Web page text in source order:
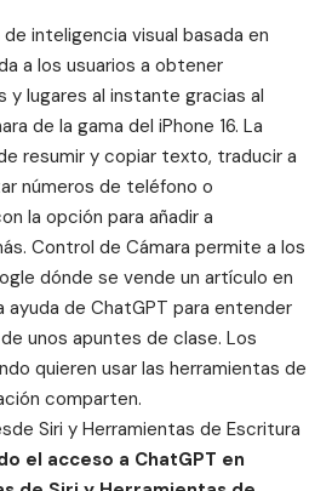
inteligencia visual basada en
a los usuarios a obtener
y lugares al instante gracias al
de la gama del iPhone 16. La
resumir y copiar texto, traducir a
números de teléfono o
la opción para añadir a
Control de Cámara permite a los
dónde se vende un artículo en
de ChatGPT para entender
unos apuntes de clase. Los
quieren usar las herramientas de
comparten.
Siri y Herramientas de Escritura
el acceso a ChatGPT en